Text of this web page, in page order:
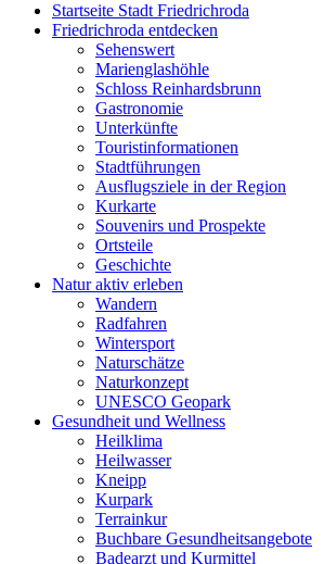
Startseite Stadt Friedrichroda
Friedrichroda entdecken
Sehenswert
Marienglashöhle
Schloss Reinhardsbrunn
Gastronomie
Unterkünfte
Touristinformationen
Stadtführungen
Ausflugsziele in der Region
Kurkarte
Souvenirs und Prospekte
Ortsteile
Geschichte
Natur aktiv erleben
Wandern
Radfahren
Wintersport
Naturschätze
Naturkonzept
UNESCO Geopark
Gesundheit und Wellness
Heilklima
Heilwasser
Kneipp
Kurpark
Terrainkur
Buchbare Gesundheitsangebote
Badearzt und Kurmittel